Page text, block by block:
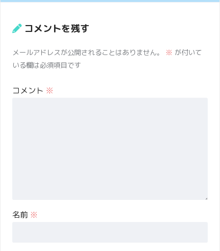
コメントを残す
メールアドレスが公開されることはありません。 ※ が付いて
いる欄は必須項目です
コメント ※
名前 ※